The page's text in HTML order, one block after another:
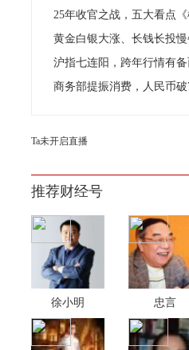
25年收官之战，五大看点
黄金白银大涨、长钱长投慢牛前行《
沪指七连阳，跨年行情有备而来
商务部提振消费，人民币破7大关《
Ta未开启直播
推荐财经号
徐小明 忠言